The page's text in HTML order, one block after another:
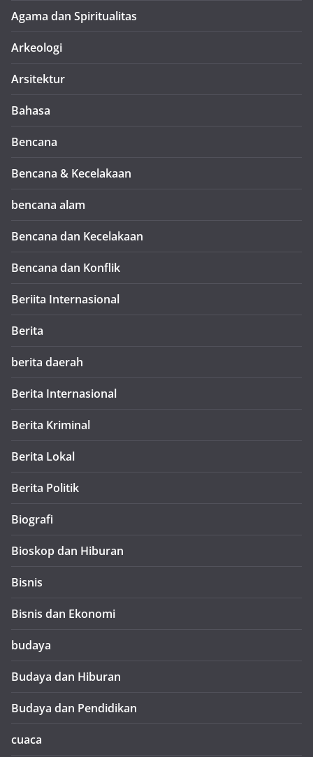
Agama dan Spiritualitas
Arkeologi
Arsitektur
Bahasa
Bencana
Bencana & Kecelakaan
bencana alam
Bencana dan Kecelakaan
Bencana dan Konflik
Beriita Internasional
Berita
berita daerah
Berita Internasional
Berita Kriminal
Berita Lokal
Berita Politik
Biografi
Bioskop dan Hiburan
Bisnis
Bisnis dan Ekonomi
budaya
Budaya dan Hiburan
Budaya dan Pendidikan
cuaca